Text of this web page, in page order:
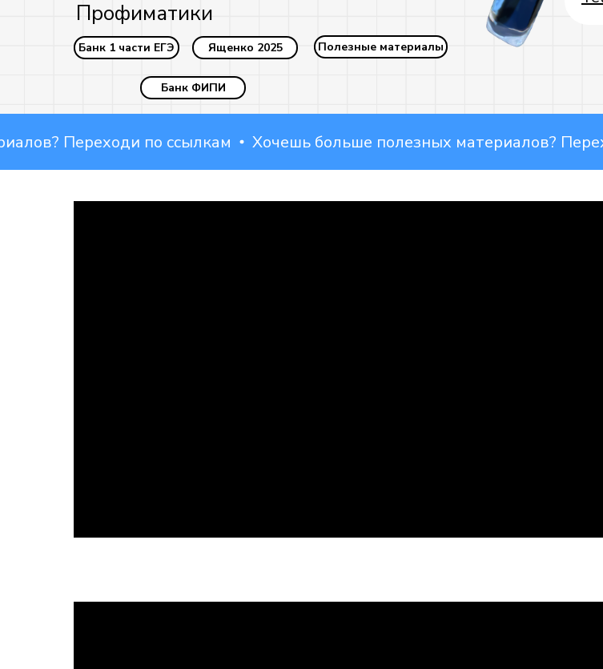
Профиматики
Банк 1 части ЕГЭ Ященко 2025
Банк ФИПИ
Полезные материалы
Наши соцсети:
Переходи по ссылкам Хочешь больше полезных материалов?